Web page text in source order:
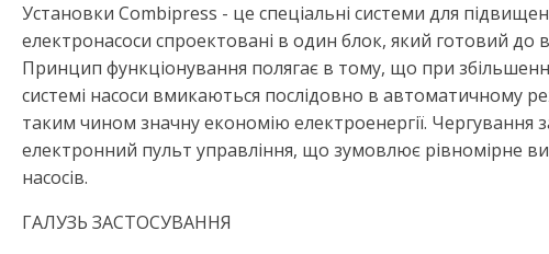
Установки Combipress - це спеціальні системи для
електронасоси спроектовані в один блок, який готовий до
Принцип функціонування полягає в тому, що при
системі насоси вмикаються послідовно в автоматичному
таким чином значну економію електроенергії. Чергування
електронний пульт управління, що зумовлює рівномірне
насосів.
ГАЛУЗЬ ЗАСТОСУВАННЯ